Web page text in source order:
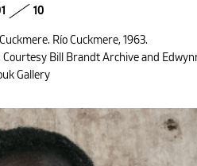
10
Río Cuckmere, 1963.
Courtesy Bill Brandt Archive and
Gallery